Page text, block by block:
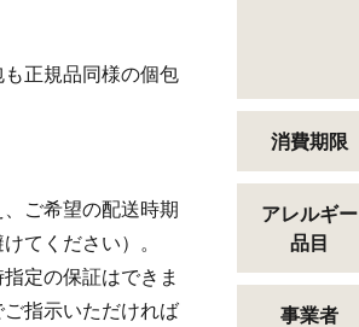
正規品同様の個包
ご希望の配送時期
てください）。
定の保証はできま
指示いただければ
消費期限
アレルギー
品目
事業者